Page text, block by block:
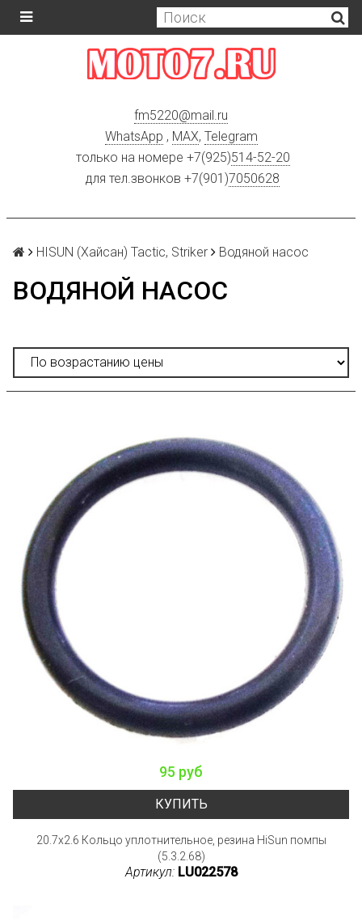
fm5220@mail.ru
WhatsApp , MAX, Telegram
только на номере +7(925)514-52-20
для тел.звонков +7(901)7050628
HISUN (Хайсан) Tactic, Striker Водяной насос
ВОДЯНОЙ НАСОС
95 руб
КУПИТЬ
20.7x2.6 Кольцо уплотнительное, резина HiSun помпы
(5.3.2.68)
Артикул: LU022578